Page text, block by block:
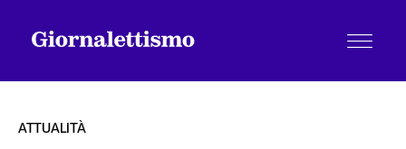
ATTUALITÀ